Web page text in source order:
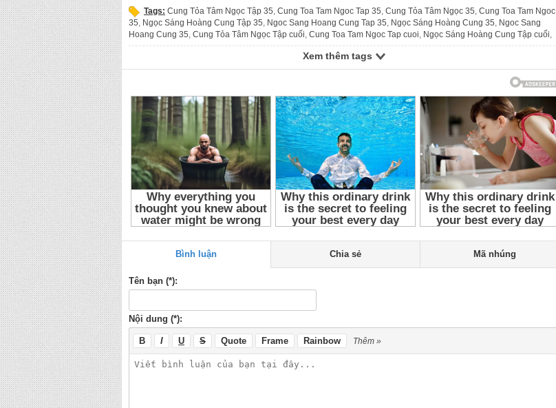
Tags: Cung Tỏa Tâm Ngọc Tập 35, Cung Toa Tam Ngoc Tap 35, Cung Tỏa Tâm Ngọc 35, Cung Toa Tam Ngoc
35, Ngọc Sáng Hoàng Cung Tập 35, Ngoc Sang Hoang Cung Tap 35, Ngọc Sáng Hoàng Cung 35, Ngoc Sang
Hoang Cung 35, Cung Tỏa Tâm Ngọc Tập cuối, Cung Toa Tam Ngoc Tap cuoi, Ngọc Sáng Hoàng Cung Tập cuối,
Ngoc Sang Hoang Cung Tap cuoi , Phim cổ trang Trung Quốc,Phim co trang Trung Quoc
Xem thêm tags
Bình luận Chia sẻ Mã nhúng
Tên bạn (*):
Nội dung (*):
B I U S Quote Frame Rainbow Thêm »